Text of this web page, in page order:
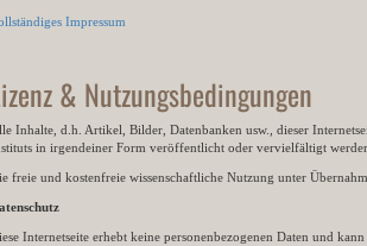
Impressum
& Nutzungsbedingungen
Inhalte, d.h. Artikel, Bilder, Datenbanken usw., dieser
in irgendeiner Form veröffentlicht oder vervielfältigt
freie und kostenfreie wissenschaftliche Nutzung unter
Internetseite erhebt keine personenbezogenen Daten und